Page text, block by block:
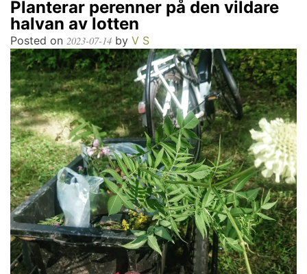
Planterar perenner på den vildare
halvan av lotten
Posted on 2023-07-14 by V S